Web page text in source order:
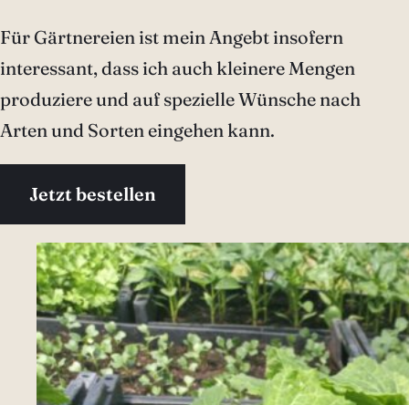
Für Gärtnereien ist mein Angebt insofern
interessant, dass ich auch kleinere Mengen
produziere und auf spezielle Wünsche nach
Arten und Sorten eingehen kann.
Jetzt bestellen